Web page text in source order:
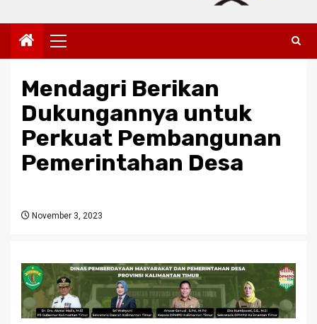
Primary
Menu
Mendagri Berikan
Dukungannya untuk
Perkuat Pembangunan
Pemerintahan Desa
November 3, 2023